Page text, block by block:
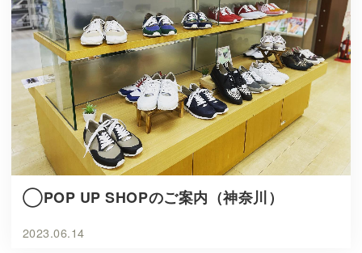
◯POP UP SHOPのご案内（神奈川）
2023.06.14